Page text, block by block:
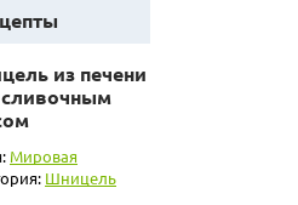
из печени
Мировая
Шницель